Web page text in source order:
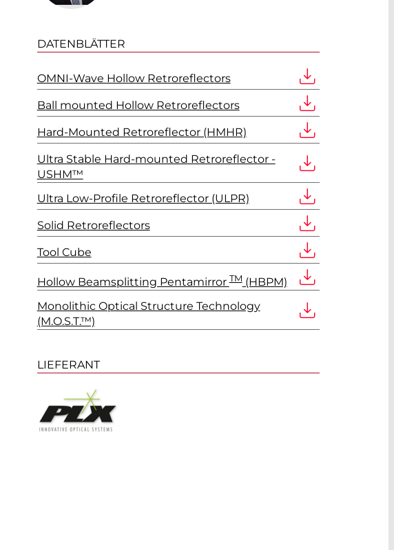
DATENBLÄTTER
OMNI-Wave Hollow Retroreflectors
Ball mounted Hollow Retroreflectors
Hard-Mounted Retroreflector (HMHR)
Ultra Stable Hard-mounted Retroreflector -
USHM™
Ultra Low-Profile Retroreflector (ULPR)
Solid Retroreflectors
Tool Cube
Hollow Beamsplitting PentamirrorTM(HBPM)
Monolithic Optical Structure Technology
(M.O.S.T.™)
LIEFERANT